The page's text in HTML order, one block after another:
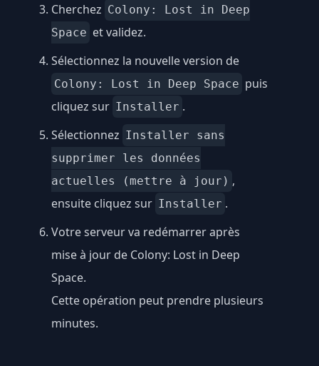
Cherchez Colony: Lost in Deep
Space et validez.
Sélectionnez la nouvelle version de
Colony: Lost in Deep Space puis
cliquez sur Installer .
Sélectionnez Installer sans
supprimer les données
actuelles (mettre à jour) ,
ensuite cliquez sur Installer .
Votre serveur va redémarrer après
mise à jour de Colony: Lost in Deep
Space.
Cette opération peut prendre plusieurs
minutes.